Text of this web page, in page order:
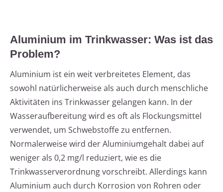
Aluminium im Trinkwasser: Was ist das
Problem?
Aluminium ist ein weit verbreitetes Element, das
sowohl natürlicherweise als auch durch menschliche
Aktivitäten ins Trinkwasser gelangen kann. In der
Wasseraufbereitung wird es oft als Flockungsmittel
verwendet, um Schwebstoffe zu entfernen.
Normalerweise wird der Aluminiumgehalt dabei auf
weniger als 0,2 mg/l reduziert, wie es die
Trinkwasserverordnung vorschreibt. Allerdings kann
Aluminium auch durch Korrosion von Rohren oder